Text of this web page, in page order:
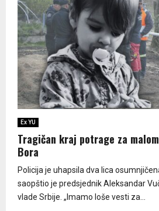
Ex YU
Tragičan kraj potrage za
Bora
Policija je uhapsila dva lica
saopštio je predsjednik Aleksandar
vlade Srbije. „Imamo loše vesti za...